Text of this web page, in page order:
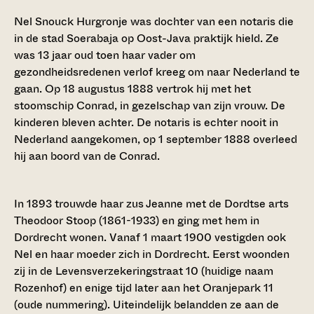
Nel Snouck Hurgronje was dochter van een notaris die
in de stad Soerabaja op Oost-Java praktijk hield. Ze
was 13 jaar oud toen haar vader om
gezondheidsredenen verlof kreeg om naar Nederland te
gaan. Op 18 augustus 1888 vertrok hij met het
stoomschip Conrad, in gezelschap van zijn vrouw. De
kinderen bleven achter. De notaris is echter nooit in
Nederland aangekomen, op 1 september 1888 overleed
hij aan boord van de Conrad.
In 1893 trouwde haar zus Jeanne met de Dordtse arts
Theodoor Stoop (1861-1933) en ging met hem in
Dordrecht wonen. Vanaf 1 maart 1900 vestigden ook
Nel en haar moeder zich in Dordrecht. Eerst woonden
zij in de Levensverzekeringstraat 10 (huidige naam
Rozenhof) en enige tijd later aan het Oranjepark 11
(oude nummering). Uiteindelijk belandden ze aan de